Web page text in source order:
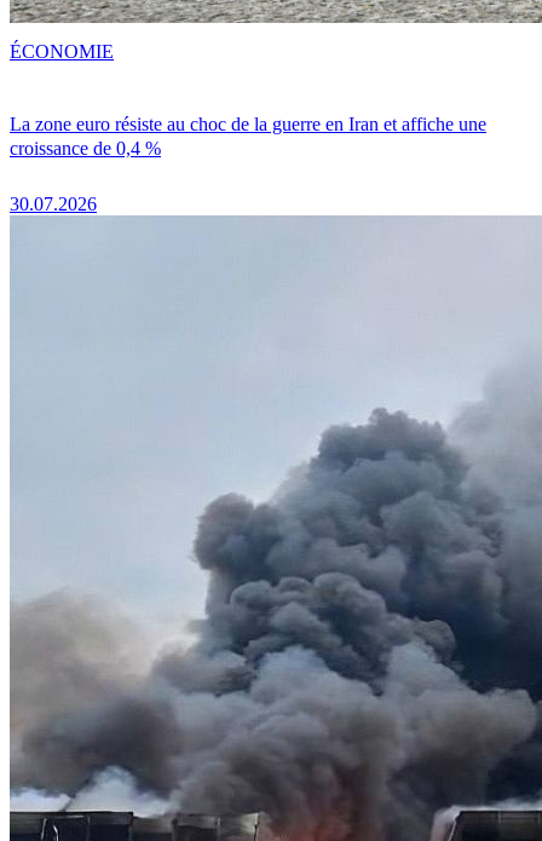
La zone euro résiste au choc de la guerre en Iran et affiche une
croissance de 0,4 %
30.07.2026
ÉCONOMIE